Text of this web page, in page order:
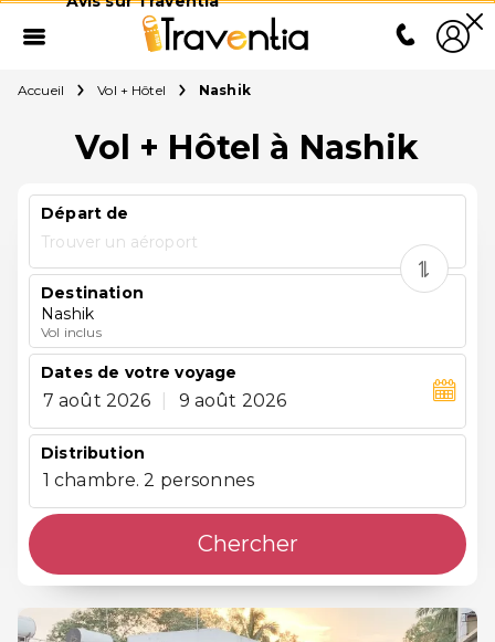
Accueil Vol + Hôtel Nashik
Vol + Hôtel à Nashik
Départ de
Trouver un aéroport
Destination
Nashik
Vol inclus
Dates de votre voyage
7 août 2026 9 août 2026
Distribution
1 chambre. 2 personnes
Chercher